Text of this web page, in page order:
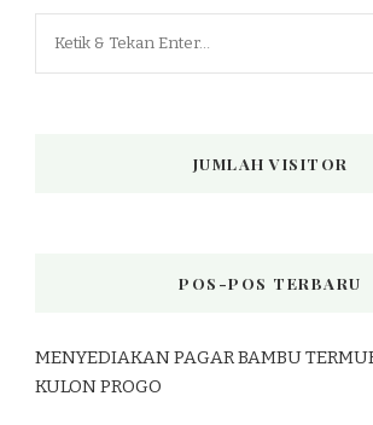
JUMLAH VISITOR
POS-POS TERBARU
MENYEDIAKAN PAGAR BAMBU
KULON PROGO